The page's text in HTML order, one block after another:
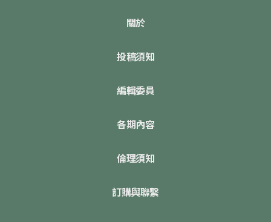
關於
投稿須知
編輯委員
各期內容
倫理須知
訂購與聯繫